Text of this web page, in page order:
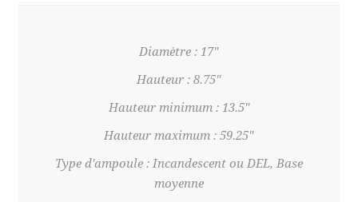
Diamètre : 17"
Hauteur : 8.75"
Hauteur minimum : 13.5"
Hauteur maximum : 59.25"
Type d'ampoule : Incandescent ou DEL, Base
moyenne